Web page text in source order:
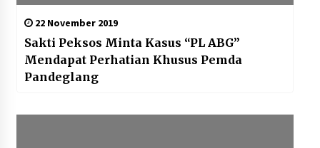
22 November 2019
Sakti Peksos Minta Kasus “PL ABG”
Mendapat Perhatian Khusus Pemda
Pandeglang